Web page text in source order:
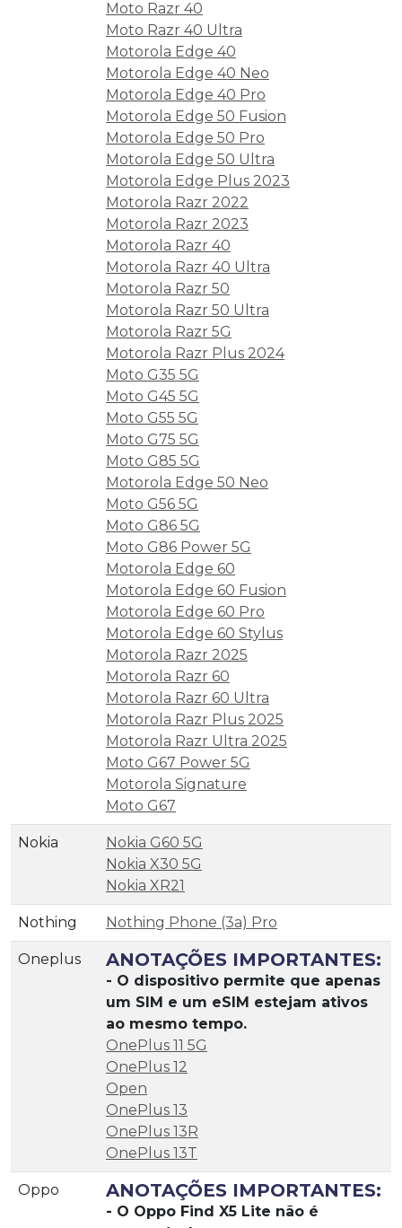
Moto Razr 40
Moto Razr 40 Ultra
Motorola Edge 40
Motorola Edge 40 Neo
Motorola Edge 40 Pro
Motorola Edge 50 Fusion
Motorola Edge 50 Pro
Motorola Edge 50 Ultra
Motorola Edge Plus 2023
Motorola Razr 2022
Motorola Razr 2023
Motorola Razr 40
Motorola Razr 40 Ultra
Motorola Razr 50
Motorola Razr 50 Ultra
Motorola Razr 5G
Motorola Razr Plus 2024
Moto G35 5G
Moto G45 5G
Moto G55 5G
Moto G75 5G
Moto G85 5G
Motorola Edge 50 Neo
Moto G56 5G
Moto G86 5G
Moto G86 Power 5G
Motorola Edge 60
Motorola Edge 60 Fusion
Motorola Edge 60 Pro
Motorola Edge 60 Stylus
Motorola Razr 2025
Motorola Razr 60
Motorola Razr 60 Ultra
Motorola Razr Plus 2025
Motorola Razr Ultra 2025
Moto G67 Power 5G
Motorola Signature
Moto G67
Nokia
Nokia G60 5G
Nokia X30 5G
Nokia XR21
Nothing Nothing Phone (3a) Pro
Oneplus ANOTAÇÕES IMPORTANTES:
- O dispositivo permite que apenas
um SIM e um eSIM estejam ativos
ao mesmo tempo.
OnePlus 11 5G
OnePlus 12
Open
OnePlus 13
OnePlus 13R
OnePlus 13T
Oppo ANOTAÇÕES IMPORTANTES:
- O Oppo Find X5 Lite não é